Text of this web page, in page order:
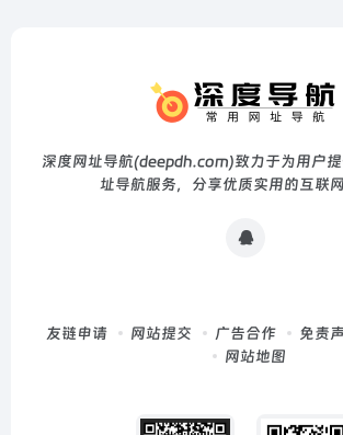
深度网址导航(deepdh.com)致力于为用户
址导航服务，分享优质实用的互联网
友链申请 网站提交 广告合作 免责
网站地图